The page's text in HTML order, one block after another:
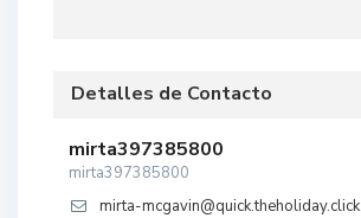
Detalles de Contacto
mirta397385800
mirta397385800
mirta-mcgavin@quick.theholiday.click